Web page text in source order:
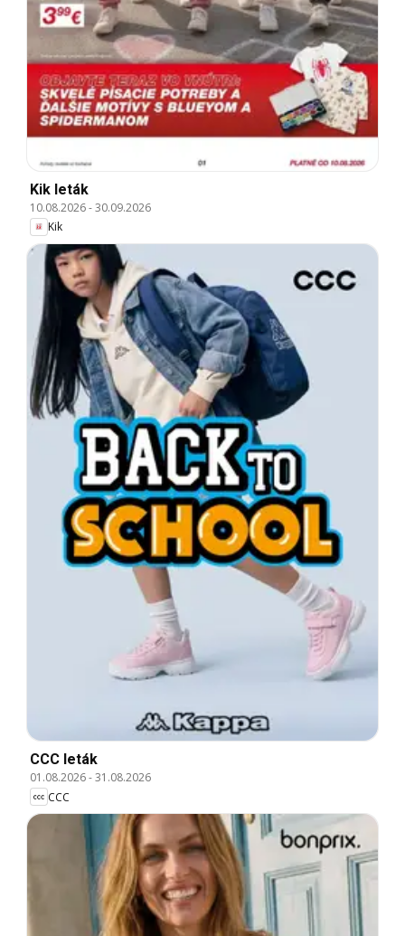
Kik leták
10.08.2026-30.09.2026
Kik
CCC leták
01.08.2026-31.08.2026
CCC